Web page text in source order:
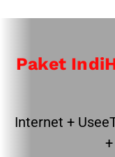
Paket
Internet +